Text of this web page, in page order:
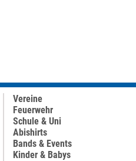
Vereine
Feuerwehr
Schule & Uni
Abishirts
Bands & Events
Kinder & Babys